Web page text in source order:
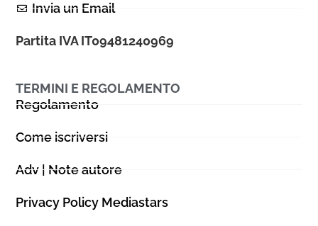
Invia un Email
Partita IVA IT09481240969
TERMINI E REGOLAMENTO
Regolamento
Come iscriversi
Adv | Note autore
Privacy Policy Mediastars